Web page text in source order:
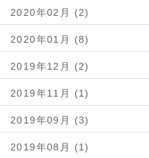
2020年02月 (2)
2020年01月 (8)
2019年12月 (2)
2019年11月 (1)
2019年09月 (3)
2019年08月 (1)